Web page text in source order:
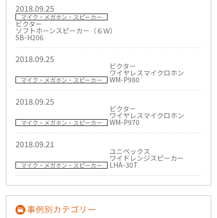
2018.09.25
マイク・メガホン・スピーカー
ビクター
ソフトホーンスピーカー（６Ｗ）
SB-H206
2018.09.25
マイク・メガホン・スピーカー
ビクター
ワイヤレスマイクロホン
WM-P980
2018.09.25
マイク・メガホン・スピーカー
ビクター
ワイヤレスマイクロホン
WM-P970
2018.09.21
マイク・メガホン・スピーカー
ユニペックス
ワイドレンジスピーカー
LHA-30T